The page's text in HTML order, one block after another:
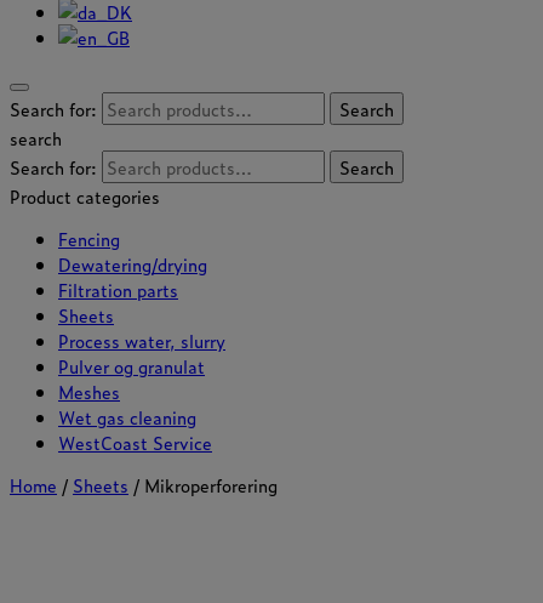
Search for:
Search
search
Search for:
Search
Product categories
Fencing
Dewatering/drying
Filtration parts
Sheets
Process water, slurry
Pulver og granulat
Meshes
Wet gas cleaning
WestCoast Service
Home / Sheets / Mikroperforering